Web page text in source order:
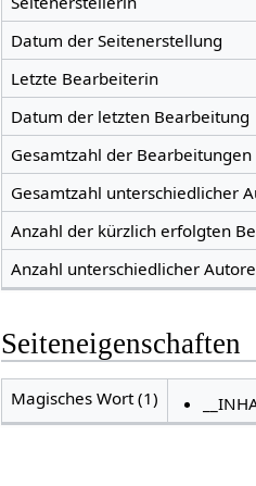
Datum der Seitenerstellung
Letzte Bearbeiterin
Datum der letzten Bearbeitung
Gesamtzahl der Bearbeitungen
Gesamtzahl unterschiedlicher
Anzahl der kürzlich erfolgten
Anzahl unterschiedlicher
Seiteneigenschaften
Magisches Wort (1)